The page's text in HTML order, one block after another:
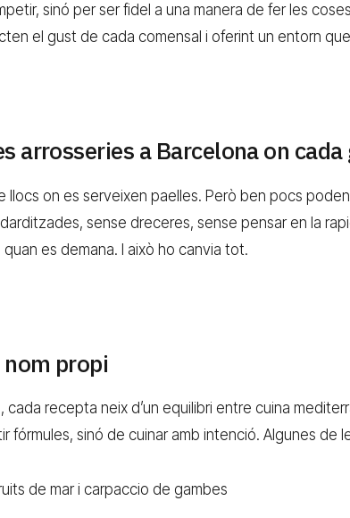
sinó per ser fidel a una manera de fer les
el gust de cada comensal i oferint un entorn
arrosseries a Barcelona on
llocs on es serveixen paelles. Però ben pocs
sense dreceres, sense pensar en la
es demana. I això ho canvia tot.
propi
cada recepta neix d’un equilibri entre cuina
fórmules, sinó de cuinar amb intenció. Algunes de
de mar i carpaccio de gambes